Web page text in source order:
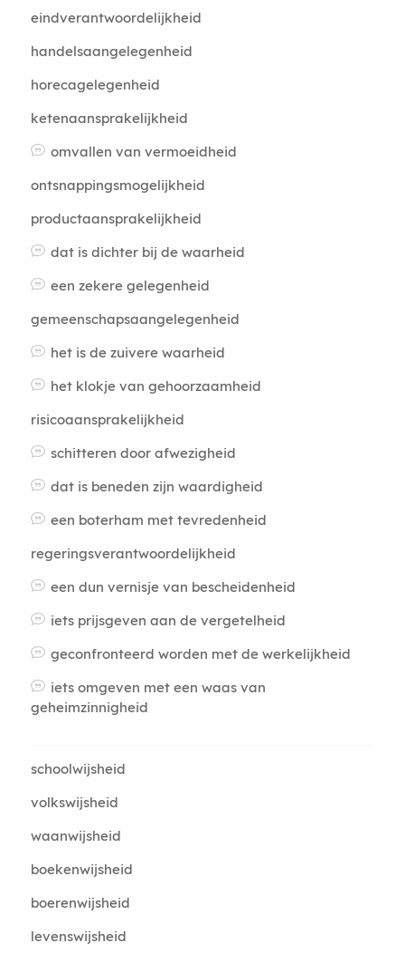
eindverantwoordelijkheid
handelsaangelegenheid
horecagelegenheid
ketenaansprakelijkheid
omvallen van vermoeidheid
ontsnappingsmogelijkheid
productaansprakelijkheid
dat is dichter bij de waarheid
een zekere gelegenheid
gemeenschapsaangelegenheid
het is de zuivere waarheid
het klokje van gehoorzaamheid
risicoaansprakelijkheid
schitteren door afwezigheid
dat is beneden zijn waardigheid
een boterham met tevredenheid
regeringsverantwoordelijkheid
een dun vernisje van bescheidenheid
iets prijsgeven aan de vergetelheid
geconfronteerd worden met de werkelijkheid
iets omgeven met een waas van
geheimzinnigheid
schoolwijsheid
volkswijsheid
waanwijsheid
boekenwijsheid
boerenwijsheid
levenswijsheid